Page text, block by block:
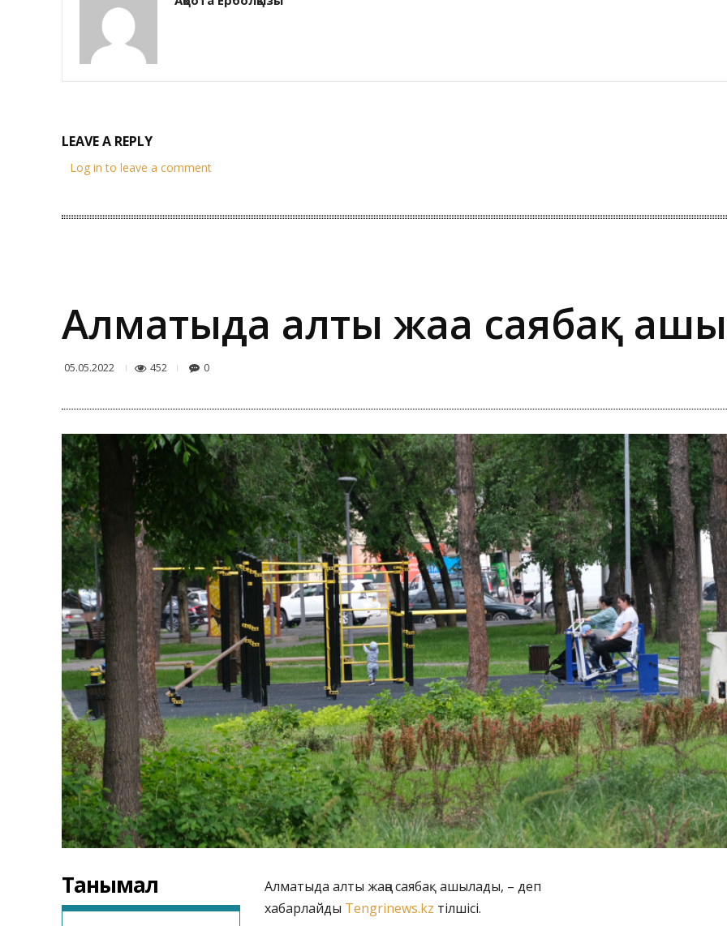
LEAVE A REPLY
Log in to leave a comment